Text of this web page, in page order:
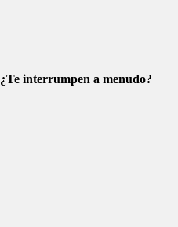
¿Te interrumpen a menudo?